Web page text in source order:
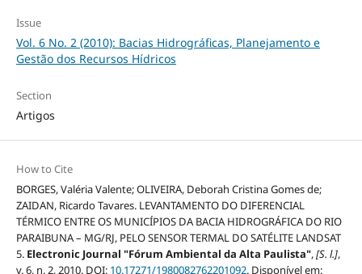
Issue
Vol. 6 No. 2 (2010): Bacias Hidrográficas, Planejamento e
Gestão dos Recursos Hídricos
Section
Artigos
How to Cite
BORGES, Valéria Valente; OLIVEIRA, Deborah Cristina Gomes de;
ZAIDAN, Ricardo Tavares. LEVANTAMENTO DO DIFERENCIAL
TÉRMICO ENTRE OS MUNICÍPIOS DA BACIA HIDROGRÁFICA DO RIO
PARAIBUNA – MG/RJ, PELO SENSOR TERMAL DO SATÉLITE LANDSAT
5. Electronic Journal "Fórum Ambiental da Alta Paulista",[S. l.],
v. 6, n. 2, 2010. DOI: 10.17271/1980082762201092. Disponível em: